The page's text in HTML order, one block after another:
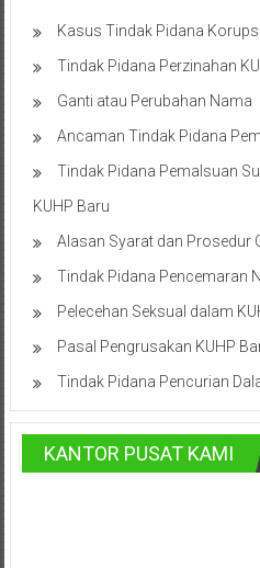
Wonosobo,
Cirebon,
Karawang,
Aceh,
Medan,
Padang,
Jakarta
Pusat,
Bontang,
Demak,
Kudus,
Kasus Tindak Pidana Korupsi
Tindak Pidana Perzinahan
Ganti atau Perubahan Nama
Ancaman Tindak Pidana
Tindak Pidana Pemalsuan
KUHP Baru
Alasan Syarat dan Prosedur
Tindak Pidana Pencemaran
Pelecehan Seksual dalam
Pasal Pengrusakan KUHP
Tindak Pidana Pencurian
KANTOR PUSAT KAMI